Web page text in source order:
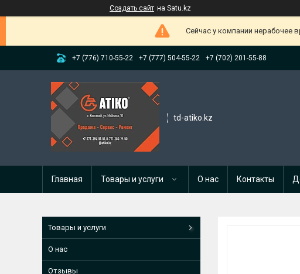
Создать сайт на Satu.kz
Сейчас у компании нерабочее
+7 (776) 710-55-22 +7 (777) 504-55-22 +7 (702) 201-55-88
td-atiko.kz
Главная Товары и услуги О нас Контакты
Товары и услуги
О нас
Отзывы